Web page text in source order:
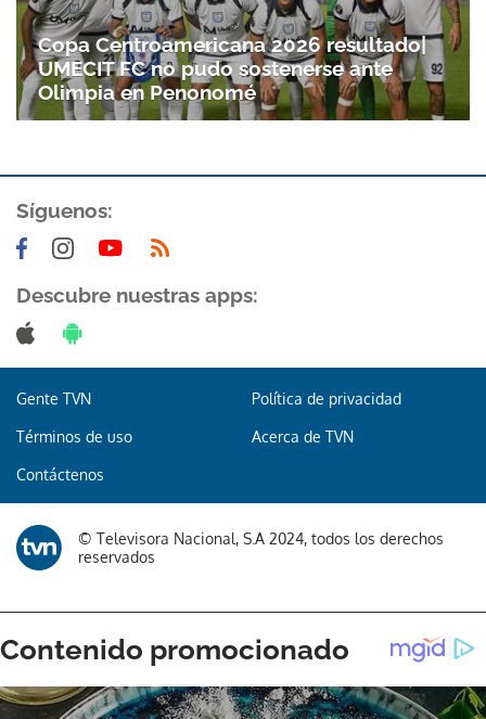
Gracias por suscribirte a nuestro boletín.
ACEPTAR
Copa Centroamericana 2026 resultado|
UMECIT FC no pudo sostenerse ante
Olimpia en Penonomé
Síguenos:
Descubre nuestras apps:
Gente TVN Política de privacidad
Términos de uso Acerca de TVN
Contáctenos
© Televisora Nacional, S.A 2024, todos los derechos
reservados